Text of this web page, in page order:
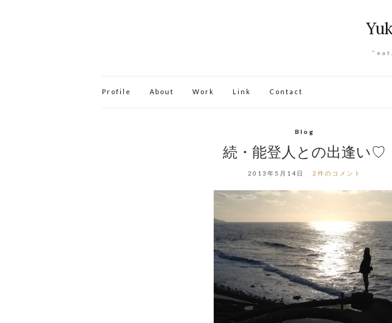
Profile About Work Link Contact
Blog
続・能登人との出逢い♡
2013年5月14日 2件のコメント